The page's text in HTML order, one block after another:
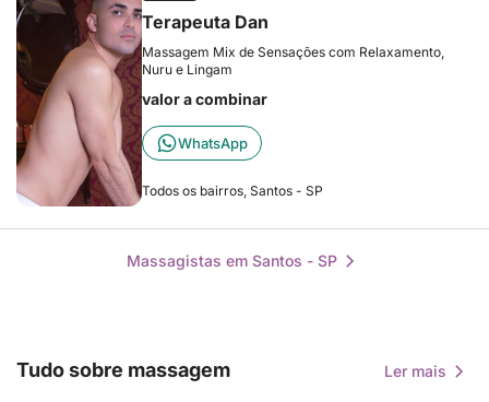
Terapeuta Dan
Massagem Mix de Sensações com Relaxamento,
Nuru e Lingam
valor a combinar
WhatsApp
Todos os bairros, Santos - SP
Massagistas em Santos - SP
Tudo sobre massagem Ler mais